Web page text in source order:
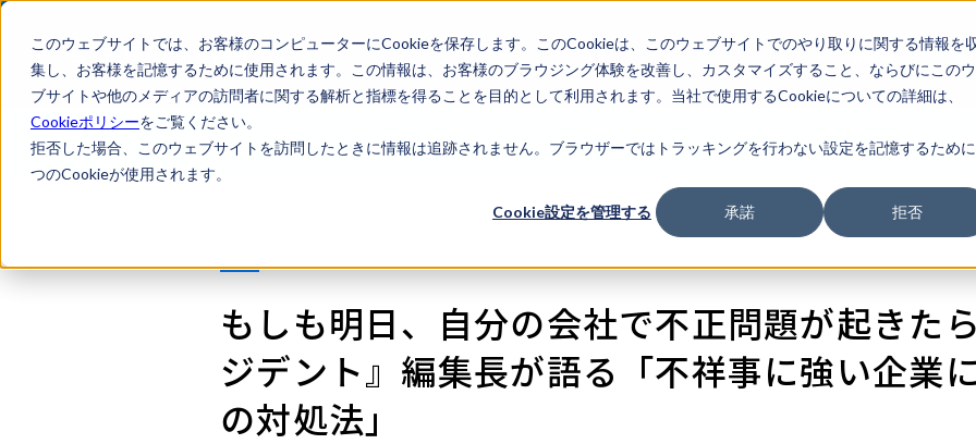
このウェブサイトでは、お客様のコンピューターにCookieを保存します。このCookieは、このウェブサイトでのやり取りに関する情報を
集し、お客様を記憶するために使用されます。この情報は、お客様のブラウジング体験を改善し、カスタマイズすること、ならびにこの
ブサイトや他のメディアの訪問者に関する解析と指標を得ることを目的として利用されます。当社で使用するCookieについての詳細は、
Cookieポリシーをご覧ください。
拒否した場合、このウェブサイトを訪問したときに情報は追跡されません。ブラウザーではトラッキングを行わない設定を記憶するため
つのCookieが使用されます。
Cookie設定を管理する 承諾 拒否
企業情
報
IR情報 ライフ
Business Intelligence Top
ン
ス
導入事例・実
もしも明日、自分の会社で不正問題が起き
ジデント』編集長が語る「不祥事に強い企業
の対処法」